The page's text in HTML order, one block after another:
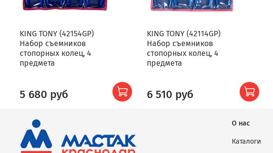
KING TONY (42154GP)
Набор съемников
стопорных колец, 4
предмета
5 680 руб
KING TONY (42114GP)
Набор съемников
стопорных колец, 4
предмета
6 510 руб
О нас
Каталоги